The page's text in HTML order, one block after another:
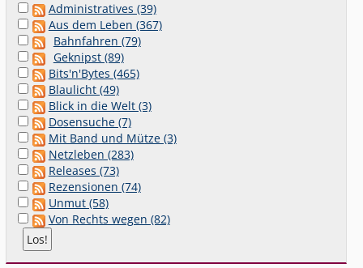
Administratives (39)
Aus dem Leben (367)
Bahnfahren (79)
Geknipst (89)
Bits'n'Bytes (465)
Blaulicht (49)
Blick in die Welt (3)
Dosensuche (7)
Mit Band und Mütze (3)
Netzleben (283)
Releases (73)
Rezensionen (74)
Unmut (58)
Von Rechts wegen (82)